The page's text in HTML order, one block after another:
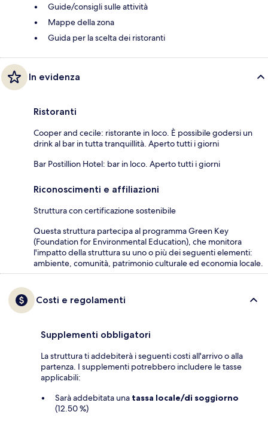
Guide/consigli sulle attività
Mappe della zona
Guida per la scelta dei ristoranti
In evidenza
Ristoranti
Cooper and cecile: ristorante in loco. È possibile godersi un
drink al bar in tutta tranquillità. Aperto tutti i giorni
Bar Postillion Hotel: bar in loco. Aperto tutti i giorni
Riconoscimenti e affiliazioni
Struttura con certificazione sostenibile
Questa struttura partecipa al programma Green Key
(Foundation for Environmental Education), che monitora
l'impatto della struttura su uno o più dei seguenti elementi:
ambiente, comunità, patrimonio culturale ed economia locale.
Costi e regolamenti
Supplementi obbligatori
La struttura ti addebiterà i seguenti costi all'arrivo o alla
partenza. I supplementi potrebbero includere le tasse
applicabili:
Sarà addebitata una tassa locale/di soggiorno
(12.50 %)